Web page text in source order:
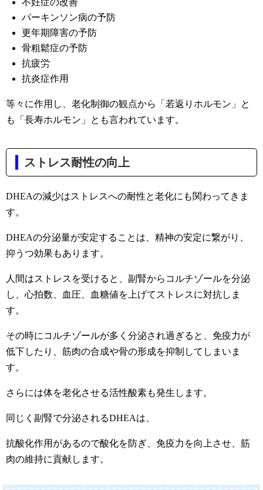
パーキンソン病の予防
更年期障害の予防
骨粗鬆症の予防
抗疲労
抗炎症作用
等々に作用し、老化制御の観点から「若返りホルモン」と
も「長寿ホルモン」とも言われています。
ストレス耐性の向上
DHEAの減少はストレスへの耐性と老化にも関わってきま
す。
DHEAの分泌量が安定することは、精神の安定に繋がり、
抑うつ効果もあります。
人間はストレスを受けると、副腎からコルチゾールを分泌
し、心拍数、血圧、血糖値を上げてストレスに対抗しま
す。
その時にコルチゾールが多く分泌され過ぎると、免疫力が
低下したり、筋肉の合成や骨の形成を抑制してしまいま
す。
さらには体を老化させる活性酸素も発生します。
同じく副腎で分泌されるDHEAは、
抗酸化作用があるので酸化を防ぎ、免疫力を向上させ、筋
肉の維持に貢献します。